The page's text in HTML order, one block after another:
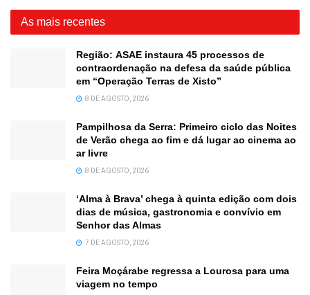
As mais recentes
Região: ASAE instaura 45 processos de
contraordenação na defesa da saúde pública
em “Operação Terras de Xisto”
8 DE AGOSTO, 2026
Pampilhosa da Serra: Primeiro ciclo das Noites
de Verão chega ao fim e dá lugar ao cinema ao
ar livre
8 DE AGOSTO, 2026
‘Alma à Brava’ chega à quinta edição com dois
dias de música, gastronomia e convívio em
Senhor das Almas
7 DE AGOSTO, 2026
Feira Moçárabe regressa a Lourosa para uma
viagem no tempo